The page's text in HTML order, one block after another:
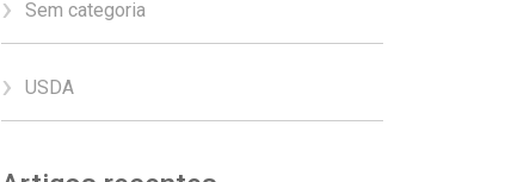
Sem categoria
USDA